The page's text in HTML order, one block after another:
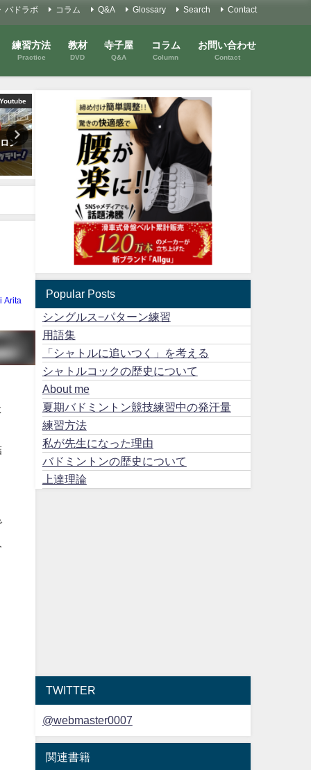
バドラボ コラム Q&A Glossary Search Contact
練習方法
Practice
教材
DVD
寺子屋
Q&A
コラム
Column
お問い合わせ
Contact
Youtube
ン
コラム
「強打」を考える
2022年5月19日
タウフィック・ヒダヤット
のハイバックスマッシュ
2020年1月20日
Arita
Popular Posts
シングルス−パターン練習
用語集
「シャトルに追いつく」を考える
シャトルコックの歴史について
About me
夏期バドミントン競技練習中の発汗量
練習方法
私が先生になった理由
バドミントンの歴史について
上達理論
TWITTER
@webmaster0007
関連書籍